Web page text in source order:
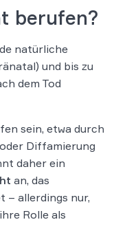
berufen?
natürliche
und bis zu
dem Tod
sein, etwa durch
Diffamierung
daher ein
an, das
– allerdings nur,
Rolle als